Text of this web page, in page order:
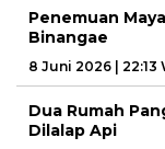
Penemuan
Binangae
8 Juni 2026 | 22:13
Dua Rumah
Dilalap Api